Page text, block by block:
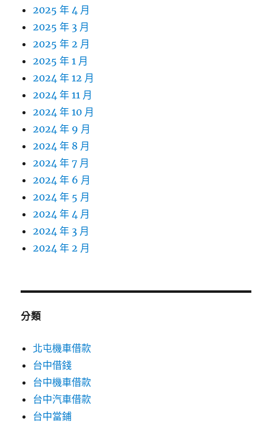
2025 年 4 月
2025 年 3 月
2025 年 2 月
2025 年 1 月
2024 年 12 月
2024 年 11 月
2024 年 10 月
2024 年 9 月
2024 年 8 月
2024 年 7 月
2024 年 6 月
2024 年 5 月
2024 年 4 月
2024 年 3 月
2024 年 2 月
分類
北屯機車借款
台中借錢
台中機車借款
台中汽車借款
台中當鋪